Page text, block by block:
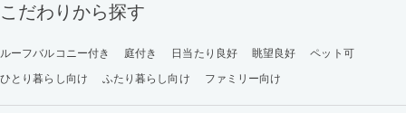
こだわりから探す
ルーフバルコニー付き 庭付き 日当たり良好 眺望良好
ペット可
ひとり暮らし向け
ふたり暮らし向け ファミリー向け